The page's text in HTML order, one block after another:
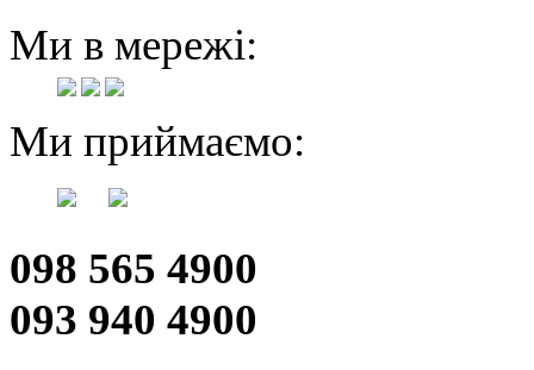
Ми в мережі:
Ми приймаємо:
098 565 4900
093 940 4900